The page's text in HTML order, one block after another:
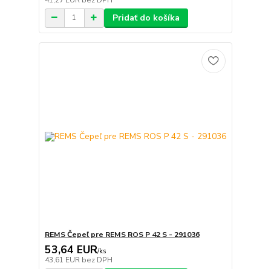
Pridať do košíka
REMS Čepeľ pre REMS ROS P 42 S - 291036
53,64 EUR/ks
43,61 EUR bez DPH